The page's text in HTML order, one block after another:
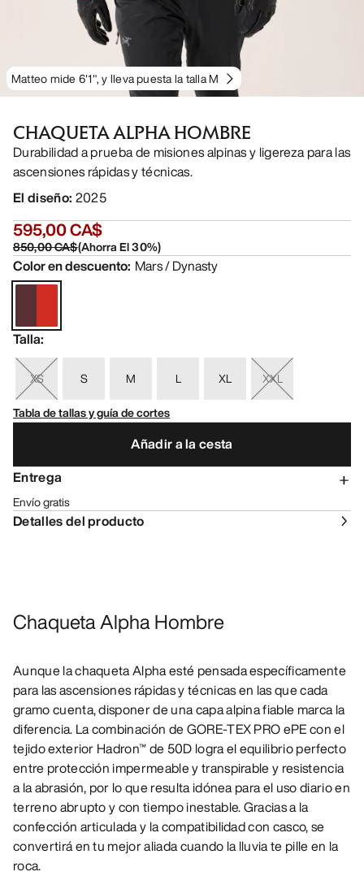
Matteo mide 6'1", y lleva puesta la talla M
CHAQUETA ALPHA HOMBRE
Durabilidad a prueba de misiones alpinas y ligereza para las
ascensiones rápidas y técnicas.
El diseño: 2025
595,00 CA$
850,00 CA$(Ahorra El30%)
Color en descuento: Mars / Dynasty
Talla:
XS S M L XL
XXL
Tabla de tallas y guía de cortes
Añadir a la cesta
Entrega
Envío gratis
Detalles del producto
Chaqueta Alpha Hombre
Aunque la chaqueta Alpha esté pensada específicamente
para las ascensiones rápidas y técnicas en las que cada
gramo cuenta, disponer de una capa alpina fiable marca la
diferencia. La combinación de GORE-TEX PRO ePE con el
tejido exterior Hadron™ de 50D logra el equilibrio perfecto
entre protección impermeable y transpirable y resistencia
a la abrasión, por lo que resulta idónea para el uso diario en
terreno abrupto y con tiempo inestable. Gracias a la
confección articulada y la compatibilidad con casco, se
convertirá en tu mejor aliada cuando la lluvia te pille en la
roca.